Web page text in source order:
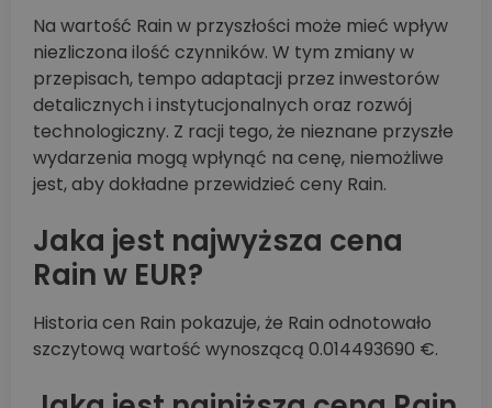
Na wartość Rain w przyszłości może mieć wpływ
niezliczona ilość czynników. W tym zmiany w
przepisach, tempo adaptacji przez inwestorów
detalicznych i instytucjonalnych oraz rozwój
technologiczny. Z racji tego, że nieznane przyszłe
wydarzenia mogą wpłynąć na cenę, niemożliwe
jest, aby dokładne przewidzieć ceny Rain.
Jaka jest najwyższa cena
Rain w EUR?
Historia cen Rain pokazuje, że Rain odnotowało
szczytową wartość wynoszącą 0.014493690 €.